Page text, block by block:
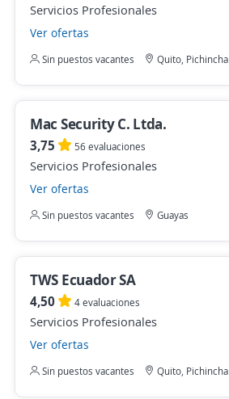
Servicios Profesionales
Ver ofertas
Sin puestos vacantes Quito, Pichincha
Mac Security C. Ltda.
3,75 56 evaluaciones
Servicios Profesionales
Ver ofertas
Sin puestos vacantes Guayas
TWS Ecuador SA
4,50 4 evaluaciones
Servicios Profesionales
Ver ofertas
Sin puestos vacantes Quito, Pichincha